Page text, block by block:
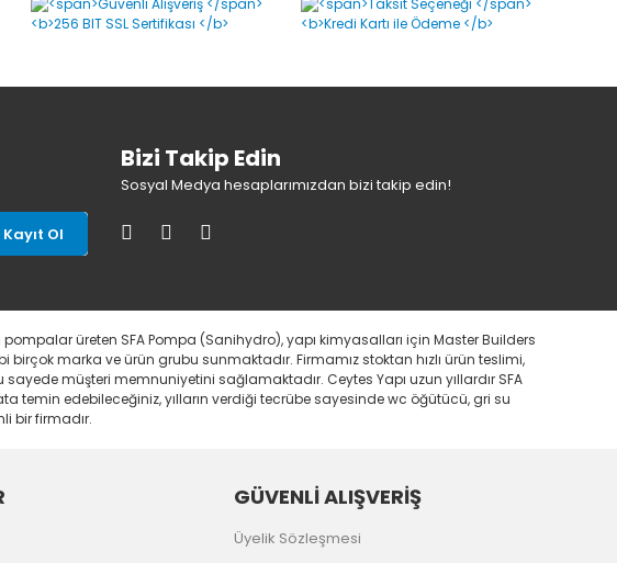
Kayıt Ol
Bizi Takip Edin
Sosyal Medya hesaplarımızdan bizi takip edin!
üreten SFA Pompa (Sanihydro), yapı kimyasalları için Master Builders
birçok marka ve ürün grubu sunmaktadır. Firmamız stoktan hızlı ürün teslimi,
müşteri memnuniyetini sağlamaktadır. Ceytes Yapı uzun yıllardır SFA
temin edebileceğiniz, yılların verdiği tecrübe sayesinde wc öğütücü, gri su
bir firmadır.
GÜVENLİ ALIŞVERİŞ
Üyelik Sözleşmesi